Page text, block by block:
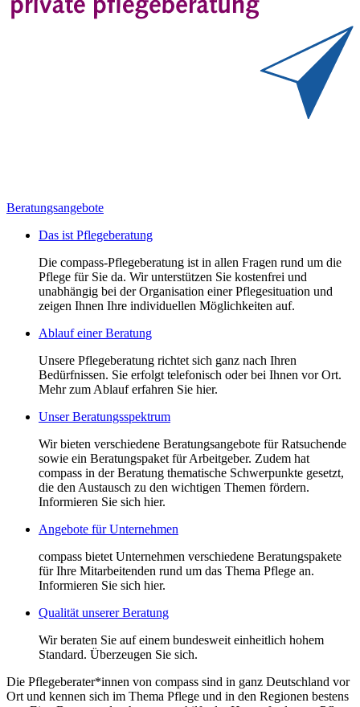
Beratungsangebote
Das ist Pflegeberatung
Die compass-Pflegeberatung ist in allen Fragen rund um die
Pflege für Sie da. Wir unterstützen Sie kostenfrei und
unabhängig bei der Organisation einer Pflegesituation und
zeigen Ihnen Ihre individuellen Möglichkeiten auf.
Ablauf einer Beratung
Unsere Pflegeberatung richtet sich ganz nach Ihren
Bedürfnissen. Sie erfolgt telefonisch oder bei Ihnen vor Ort.
Mehr zum Ablauf erfahren Sie hier.
Unser Beratungsspektrum
Wir bieten verschiedene Beratungsangebote für Ratsuchende
sowie ein Beratungspaket für Arbeitgeber. Zudem hat
compass in der Beratung thematische Schwerpunkte gesetzt,
die den Austausch zu den wichtigen Themen fördern.
Informieren Sie sich hier.
Angebote für Unternehmen
compass bietet Unternehmen verschiedene Beratungspakete
für Ihre Mitarbeitenden rund um das Thema Pflege an.
Informieren Sie sich hier.
Qualität unserer Beratung
Wir beraten Sie auf einem bundesweit einheitlich hohem
Standard. Überzeugen Sie sich.
Die Pflegeberater*innen von compass sind in ganz Deutschland vor
Ort und kennen sich im Thema Pflege und in den Regionen bestens